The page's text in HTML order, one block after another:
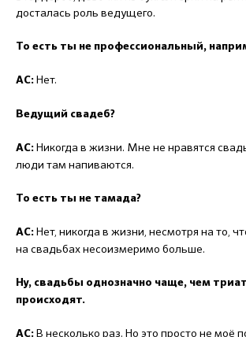
досталась роль ведущего.
То есть ты не профессиональный,
АС: Нет.
Ведущий свадеб?
АС: Никогда в жизни. Мне не нравятся
люди там напиваются.
То есть ты не тамада?
АС: Нет, никогда в жизни, несмотря на то,
на свадьбах несоизмеримо больше.
Ну, свадьбы однозначно чаще, чем
происходят.
АС: В несколько раз. Но это просто не моё